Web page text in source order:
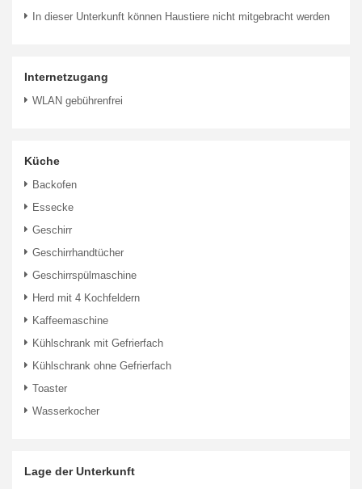
In dieser Unterkunft können Haustiere nicht mitgebracht werden
Internetzugang
WLAN gebührenfrei
Küche
Backofen
Essecke
Geschirr
Geschirrhandtücher
Geschirrspülmaschine
Herd mit 4 Kochfeldern
Kaffeemaschine
Kühlschrank mit Gefrierfach
Kühlschrank ohne Gefrierfach
Toaster
Wasserkocher
Lage der Unterkunft